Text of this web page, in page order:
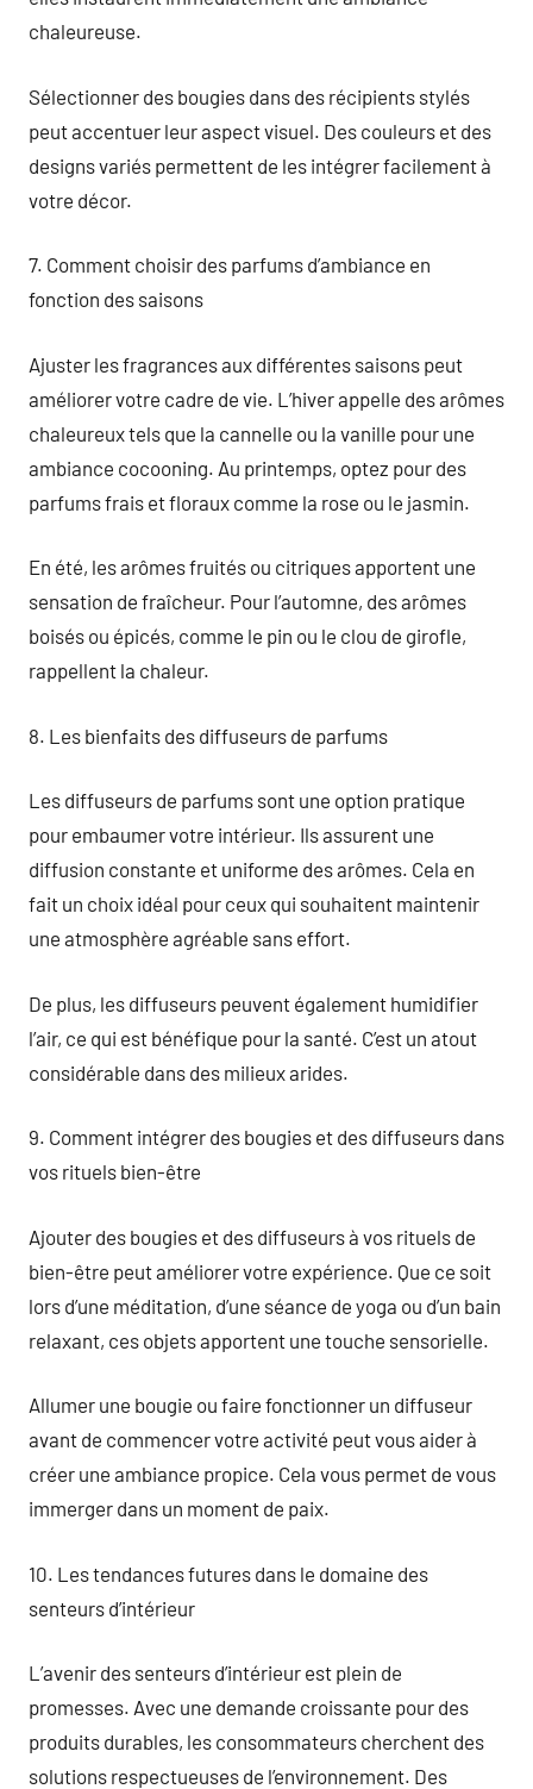
chaleureuse.
Sélectionner des bougies dans des récipients stylés
peut accentuer leur aspect visuel. Des couleurs et des
designs variés permettent de les intégrer facilement à
votre décor.
7. Comment choisir des parfums d’ambiance en
fonction des saisons
Ajuster les fragrances aux différentes saisons peut
améliorer votre cadre de vie. L’hiver appelle des arômes
chaleureux tels que la cannelle ou la vanille pour une
ambiance cocooning. Au printemps, optez pour des
parfums frais et floraux comme la rose ou le jasmin.
En été, les arômes fruités ou citriques apportent une
sensation de fraîcheur. Pour l’automne, des arômes
boisés ou épicés, comme le pin ou le clou de girofle,
rappellent la chaleur.
8. Les bienfaits des diffuseurs de parfums
Les diffuseurs de parfums sont une option pratique
pour embaumer votre intérieur. Ils assurent une
diffusion constante et uniforme des arômes. Cela en
fait un choix idéal pour ceux qui souhaitent maintenir
une atmosphère agréable sans effort.
De plus, les diffuseurs peuvent également humidifier
l’air, ce qui est bénéfique pour la santé. C’est un atout
considérable dans des milieux arides.
9. Comment intégrer des bougies et des diffuseurs dans
vos rituels bien-être
Ajouter des bougies et des diffuseurs à vos rituels de
bien-être peut améliorer votre expérience. Que ce soit
lors d’une méditation, d’une séance de yoga ou d’un bain
relaxant, ces objets apportent une touche sensorielle.
Allumer une bougie ou faire fonctionner un diffuseur
avant de commencer votre activité peut vous aider à
créer une ambiance propice. Cela vous permet de vous
immerger dans un moment de paix.
10. Les tendances futures dans le domaine des
senteurs d’intérieur
L’avenir des senteurs d’intérieur est plein de
promesses. Avec une demande croissante pour des
produits durables, les consommateurs cherchent des
solutions respectueuses de l’environnement. Des